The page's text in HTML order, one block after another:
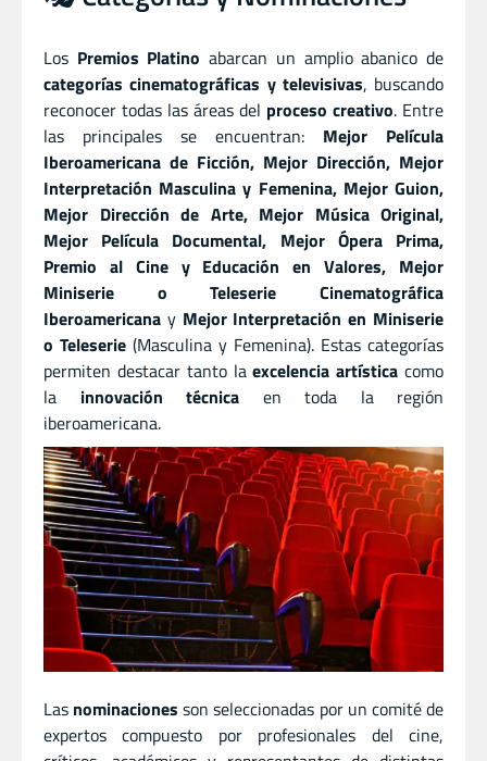
Los Premios Platino abarcan un amplio abanico de
categorías cinematográficas y televisivas, buscando
reconocer todas las áreas del proceso creativo. Entre
las principales se encuentran: Mejor Película
Iberoamericana de Ficción, Mejor Dirección, Mejor
Interpretación Masculina y Femenina, Mejor Guion,
Mejor Dirección de Arte, Mejor Música Original,
Mejor Película Documental, Mejor Ópera Prima,
Premio al Cine y Educación en Valores, Mejor
Miniserie o Teleserie Cinematográfica
Iberoamericana y Mejor Interpretación en Miniserie
o Teleserie (Masculina y Femenina). Estas categorías
permiten destacar tanto laexcelencia artística como
la innovación técnica en toda la región
iberoamericana.
Las nominaciones son seleccionadas por un comité de
expertos compuesto por profesionales del cine,